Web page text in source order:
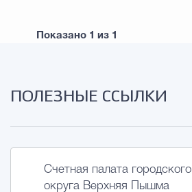
Показано 1 из 1
ПОЛЕЗНЫЕ ССЫЛКИ
Счетная палата городского
округа Верхняя Пышма